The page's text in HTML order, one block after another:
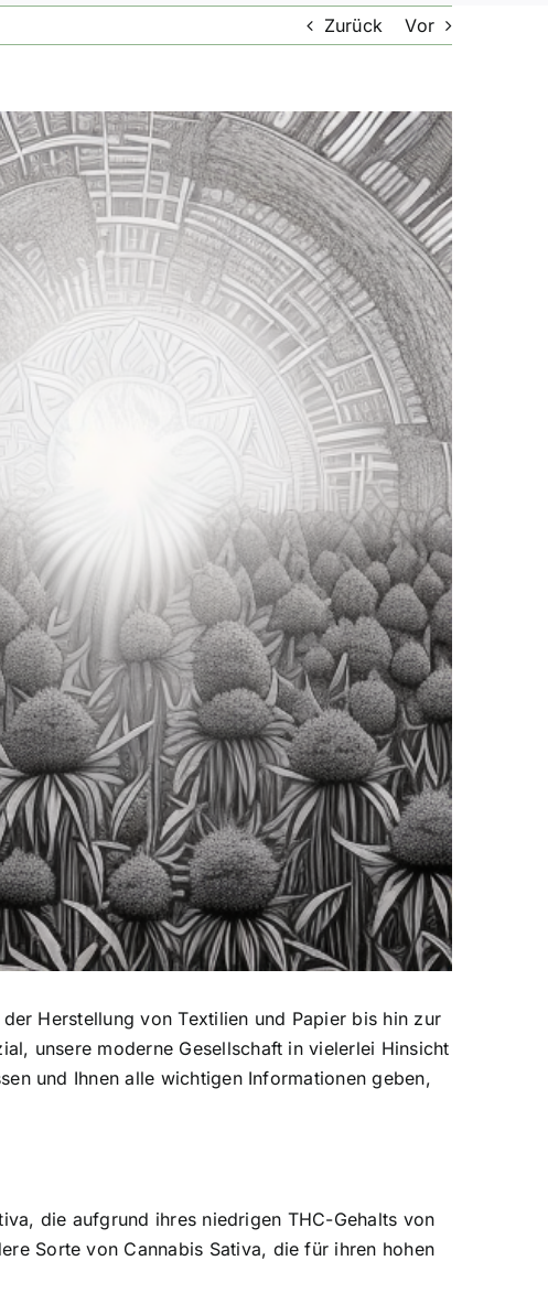
Zurück Vor
Herstellung von Textilien und Papier bis hin zur
unsere moderne Gesellschaft in vielerlei Hinsicht
und Ihnen alle wichtigen Informationen geben,
die aufgrund ihres niedrigen THC-Gehalts von
Sorte von Cannabis Sativa, die für ihren hohen